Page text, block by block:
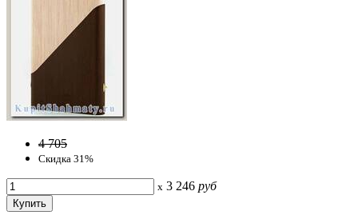
4 705
Скидка 31%
x 3 246 руб